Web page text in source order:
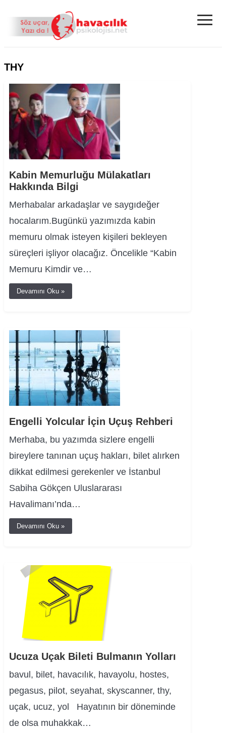
≡
THY
Kabin Memurluğu Mülakatları
Hakkında Bilgi
Merhabalar arkadaşlar ve saygıdeğer
hocalarım.Bugünkü yazımızda kabin
memuru olmak isteyen kişileri bekleyen
süreçleri işliyor olacağız. Öncelikle “Kabin
Memuru Kimdir ve…
Devamını Oku »
Engelli Yolcular İçin Uçuş Rehberi
Merhaba, bu yazımda sizlere engelli
bireylere tanınan uçuş hakları, bilet alırken
dikkat edilmesi gerekenler ve İstanbul
Sabiha Gökçen Uluslararası
Havalimanı’nda…
Devamını Oku »
Ucuza Uçak Bileti Bulmanın Yolları
bavul, bilet, havacılık, havayolu, hostes,
pegasus, pilot, seyahat, skyscanner, thy,
uçak, ucuz, yol Hayatının bir döneminde
de olsa muhakkak…